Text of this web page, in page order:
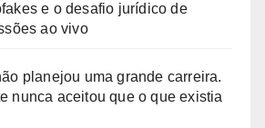
e o desafio jurídico de
ao vivo
planejou uma grande carreira.
nunca aceitou que o que existia